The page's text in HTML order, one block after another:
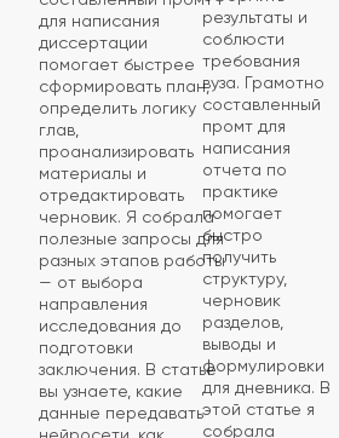
для написания
диссертации
помогает быстрее
сформировать план,
определить логику
глав,
проанализировать
материалы и
отредактировать
черновик. Я собрала
полезные запросы для
разных этапов работы
— от выбора
направления
исследования до
подготовки
заключения. В статье
вы узнаете, какие
данные передавать
результаты и
соблюсти
требования
вуза. Грамотно
составленный
промт для
написания
отчета по
практике
помогает
быстро
получить
структуру,
черновик
разделов,
выводы и
формулировки
для дневника. В
этой статье я
собрала